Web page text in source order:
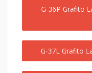
G-36P Grafito
G-37L Grafito